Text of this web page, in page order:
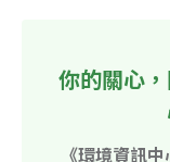
你的關心
《環境資訊